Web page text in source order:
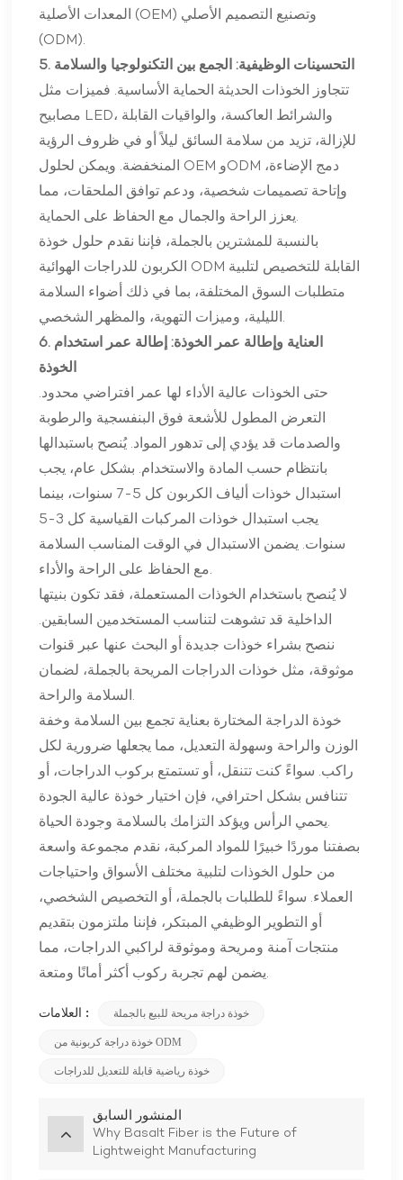
المعدات الأصلية (OEM) وتصنيع التصميم الأصلي
(ODM).
5. التحسينات الوظيفية: الجمع بين التكنولوجيا والسلامة
تتجاوز الخوذات الحديثة الحماية الأساسية. فميزات مثل
مصابيح LED، والشرائط العاكسة، والواقيات القابلة
للإزالة، تزيد من سلامة السائق ليلاً أو في ظروف الرؤية
المنخفضة. ويمكن لحلول OEM وODM دمج الإضاءة،
وإتاحة تصميمات شخصية، ودعم توافق الملحقات، مما
يعزز الراحة والجمال مع الحفاظ على الحماية.
بالنسبة للمشترين بالجملة، فإننا نقدم حلول خوذة
الكربون للدراجات الهوائية ODM القابلة للتخصيص لتلبية
متطلبات السوق المختلفة، بما في ذلك أضواء السلامة
الليلية، وميزات التهوية، والمظهر الشخصي.
6. العناية وإطالة عمر الخوذة: إطالة عمر استخدام
الخوذة
حتى الخوذات عالية الأداء لها عمر افتراضي محدود.
التعرض المطول للأشعة فوق البنفسجية والرطوبة
والصدمات قد يؤدي إلى تدهور المواد. يُنصح باستبدالها
بانتظام حسب المادة والاستخدام. بشكل عام، يجب
استبدال خوذات ألياف الكربون كل 5-7 سنوات، بينما
يجب استبدال خوذات المركبات القياسية كل 3-5
سنوات. يضمن الاستبدال في الوقت المناسب السلامة
مع الحفاظ على الراحة والأداء.
لا يُنصح باستخدام الخوذات المستعملة، فقد تكون بنيتها
الداخلية قد تشوهت لتناسب المستخدمين السابقين.
ننصح بشراء خوذات جديدة أو البحث عنها عبر قنوات
موثوقة، مثل خوذات الدراجات المريحة بالجملة، لضمان
السلامة والراحة.
خوذة الدراجة المختارة بعناية تجمع بين السلامة وخفة
الوزن والراحة وسهولة التعديل، مما يجعلها ضرورية لكل
راكب. سواءً كنت تتنقل، أو تستمتع بركوب الدراجات، أو
تتنافس بشكل احترافي، فإن اختيار خوذة عالية الجودة
يحمي الرأس ويؤكد التزامك بالسلامة وجودة الحياة.
بصفتنا موردًا خبيرًا للمواد المركبة، نقدم مجموعة واسعة
من حلول الخوذات لتلبية مختلف الأسواق واحتياجات
العملاء. سواءً للطلبات بالجملة، أو التخصيص الشخصي،
أو التطوير الوظيفي المبتكر، فإننا ملتزمون بتقديم
منتجات آمنة ومريحة وموثوقة لراكبي الدراجات، مما
يضمن لهم تجربة ركوب أكثر أمانًا ومتعة.
العلامات : خوذة دراجة مريحة للبيع بالجملة
خوذة دراجة كربونية من ODM
خوذة رياضية قابلة للتعديل للدراجات
المنشور السابق
Why Basalt Fiber is the Future of
Lightweight Manufacturing